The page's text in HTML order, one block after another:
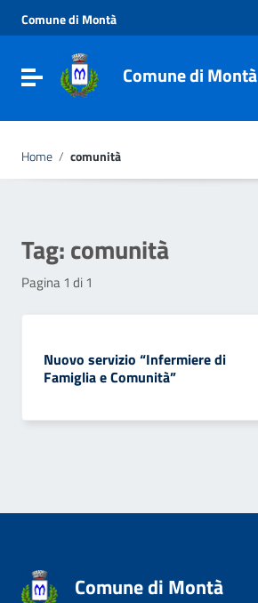
Vai al menu di navigazione
Vai al footer
Comune di Montà
Toggle navigationComune di Montà
Home / comunità
Tag:comunità
Pagina 1 di 1
Nuovo servizio “Infermiere di
Famiglia e Comunità”
Comune di Montà